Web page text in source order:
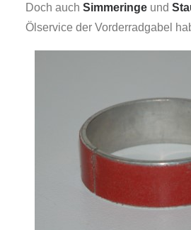
Doch auch Simmeringe und
Ölservice der Vorderradgabel